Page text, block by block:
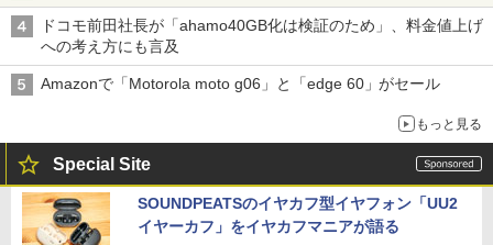
ドコモ前田社長が「ahamo40GB化は検証のため」、料金値上げ
への考え方にも言及
Amazonで「Motorola moto g06」と「edge 60」がセール
もっと見る
Special Site
SOUNDPEATSのイヤカフ型イヤフォン「UU2
イヤーカフ」をイヤカフマニアが語る